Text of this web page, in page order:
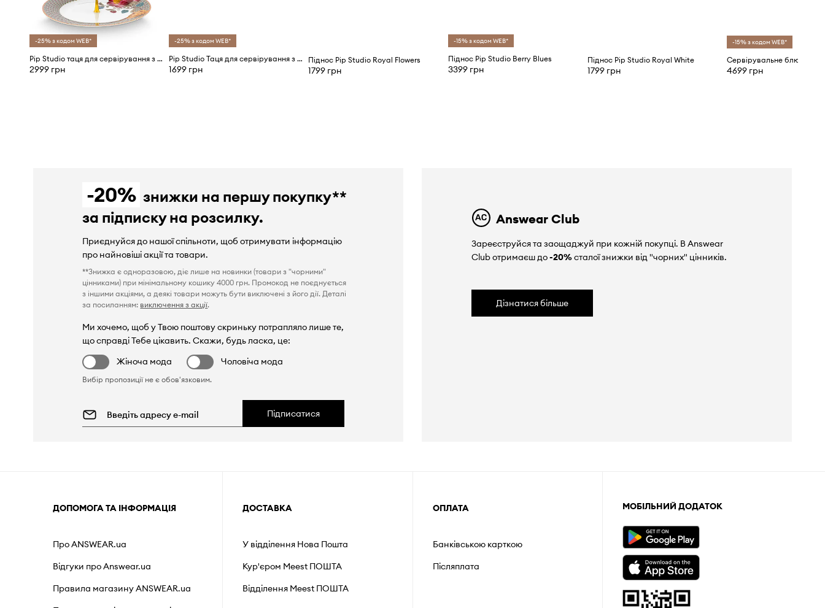
-25% з кодом WEB*
Pip Studio таця для сервірування з порцеляни
2999 грн
-25% з кодом WEB*
Pip Studio Таця для сервірування з порцеляни 21 cm
1699 грн
Піднос Pip Studio Royal Flowers
1799 грн
-15% з кодом WEB*
Піднос Pip Studio Berry Blues
3399 грн
Піднос Pip Studio Royal White
1799 грн
-15% з кодом WEB*
Сервірувальне блюдо Pip
4699 грн
-20% знижки на першу покупку**
за підписку на розсилку.
Приєднуйся до нашої спільноти, щоб отримувати інформацію
про найновіші акції та товари.
**Знижка є одноразовою, діє лише на новинки (товари з "чорними"
цінниками) при мінімальному кошику 4000 грн. Промокод не поєднується
з іншими акціями, а деякі товари можуть бути виключені з його дії. Деталі
за посиланням: виключення з акції.
Ми хочемо, щоб у Твою поштову скриньку потрапляло лише те,
що справді Тебе цікавить. Скажи, будь ласка, це:
Жіноча мода
Чоловіча мода
Вибір пропозиції не є обов'язковим.
Підписатися
Answear Club
Зареєструйся та заощаджуй при кожній покупці. В Answear
Club отримаєш до-20%сталої знижки від "чорних" цінників.
Дізнатися більше
ДОПОМОГА ТА ІНФОРМАЦІЯ
Про ANSWEAR.ua
Відгуки про Answear.ua
Правила магазину ANSWEAR.ua
ДОСТАВКА
У відділення Нова Пошта
Кур'єром Meest ПОШТА
Відділення Мeest ПОШТА
ОПЛАТА
Банківською карткою
Післяплата
МОБІЛЬНИЙ ДОДАТОК